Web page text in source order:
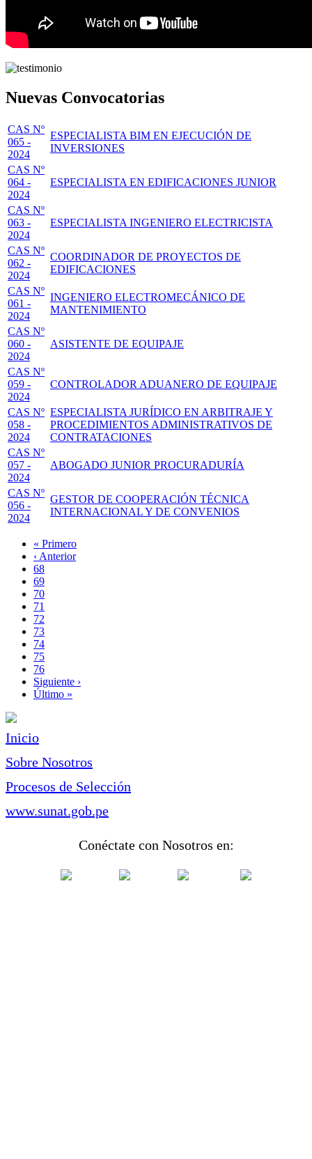
Nuevas Convocatorias
CAS Nº
065 -
2024
ESPECIALISTA BIM EN EJECUCIÓN DE
INVERSIONES
CAS Nº
064 -
2024
ESPECIALISTA EN EDIFICACIONES JUNIOR
CAS Nº
063 -
2024
ESPECIALISTA INGENIERO ELECTRICISTA
CAS Nº
062 -
2024
COORDINADOR DE PROYECTOS DE
EDIFICACIONES
CAS Nº
061 -
2024
INGENIERO ELECTROMECÁNICO DE
MANTENIMIENTO
CAS Nº
060 -
2024
ASISTENTE DE EQUIPAJE
CAS Nº
059 -
2024
CONTROLADOR ADUANERO DE EQUIPAJE
CAS Nº
058 -
2024
ESPECIALISTA JURÍDICO EN ARBITRAJE Y
PROCEDIMIENTOS ADMINISTRATIVOS DE
CONTRATACIONES
CAS Nº
057 -
2024
ABOGADO JUNIOR PROCURADURÍA
CAS Nº
056 -
2024
GESTOR DE COOPERACIÓN TÉCNICA
INTERNACIONAL Y DE CONVENIOS
Paginación
Primera
página
« Primero
Página
anterior
‹ Anterior
Page
68
Page
69
Page
70
Page
71
Página
actual
72
Page
73
Page
74
Page
75
Page
76
Siguiente
página
Siguiente ›
Última
Último »
Inicio
Sobre Nosotros
Procesos de Selección
www.sunat.gob.pe
Conéctate con Nosotros en: